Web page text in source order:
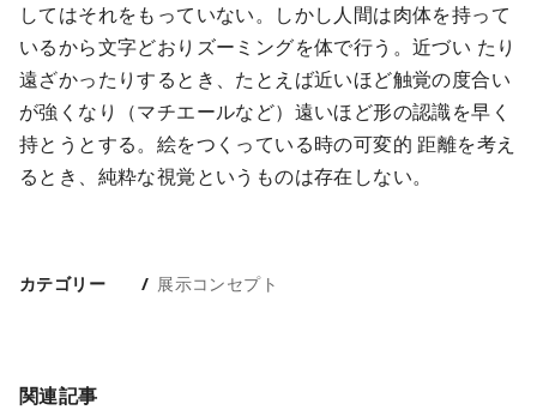
してはそれをもっていない。しかし人間は肉体を持って
いるから文字どおりズーミングを体で行う。近づい たり
遠ざかったりするとき、たとえば近いほど触覚の度合い
が強くなり（マチエールなど）遠いほど形の認識を早く
持とうとする。絵をつくっている時の可変的 距離を考え
るとき、純粋な視覚というものは存在しない。
カテゴリー 展示コンセプト
関連記事